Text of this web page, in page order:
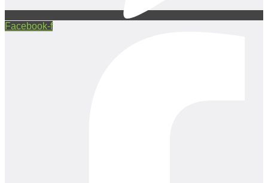
Facebook-f